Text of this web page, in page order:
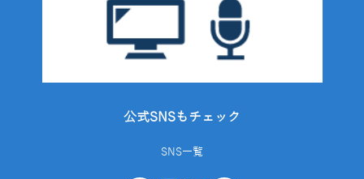
公式SNSもチェック
SNS一覧